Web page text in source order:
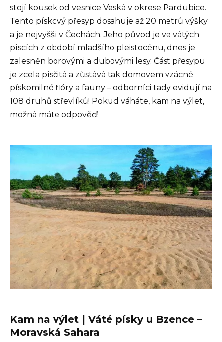
stojí kousek od vesnice Veská v okrese Pardubice.
Tento pískový přesyp dosahuje až 20 metrů výšky
a je nejvyšší v Čechách. Jeho původ je ve vátých
píscích z období mladšího pleistocénu, dnes je
zalesněn borovými a dubovými lesy. Část přesypu
je zcela písčitá a zůstává tak domovem vzácné
pískomilné flóry a fauny – odborníci tady evidují na
108 druhů střevlíků! Pokud váháte, kam na výlet,
možná máte odpověď!
Kam na výlet | Váté písky u Bzence –
Moravská Sahara